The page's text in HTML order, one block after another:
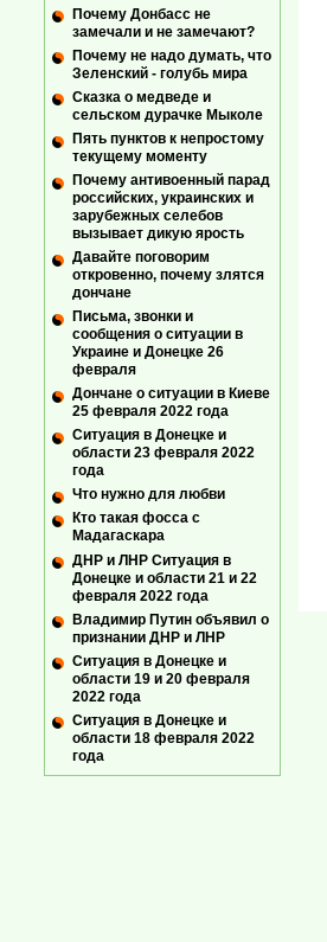
Почему Донбасс не
замечали и не замечают?
Почему не надо думать, что
Зеленский - голубь мира
Сказка о медведе и
сельском дурачке Мыколе
Пять пунктов к непростому
текущему моменту
Почему антивоенный парад
российских, украинских и
зарубежных селебов
вызывает дикую ярость
Давайте поговорим
откровенно, почему злятся
дончане
Письма, звонки и
сообщения о ситуации в
Украине и Донецке 26
февраля
Дончане о ситуации в Киеве
25 февраля 2022 года
Ситуация в Донецке и
области 23 февраля 2022
года
Что нужно для любви
Кто такая фосса с
Мадагаскара
ДНР и ЛНР Ситуация в
Донецке и области 21 и 22
февраля 2022 года
Владимир Путин объявил о
признании ДНР и ЛНР
Ситуация в Донецке и
области 19 и 20 февраля
2022 года
Ситуация в Донецке и
области 18 февраля 2022
года